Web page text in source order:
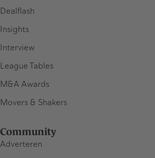
Dealflash
Insights
Interview
League Tables
M&A Awards
Movers & Shakers
Community
Adverteren